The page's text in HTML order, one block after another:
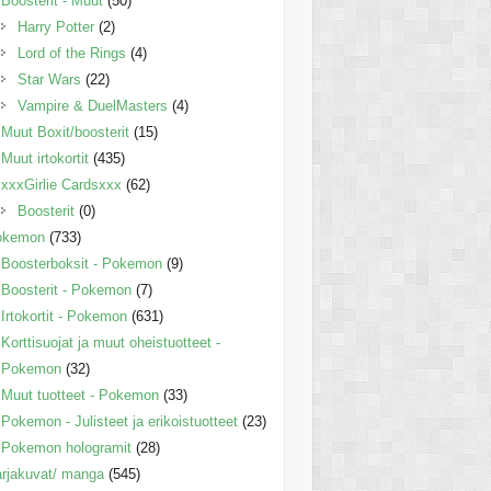
Harry Potter (2)
Lord of the Rings (4)
Star Wars (22)
Vampire & DuelMasters (4)
Muut Boxit/boosterit (15)
Muut irtokortit (435)
xxxGirlie Cardsxxx (62)
Boosterit (0)
(733)
Boosterboksit - Pokemon (9)
Boosterit - Pokemon (7)
Irtokortit - Pokemon (631)
Korttisuojat ja muut oheistuotteet -
Pokemon (32)
Muut tuotteet - Pokemon (33)
Pokemon - Julisteet ja erikoistuotteet (23)
Pokemon hologramit (28)
manga (545)